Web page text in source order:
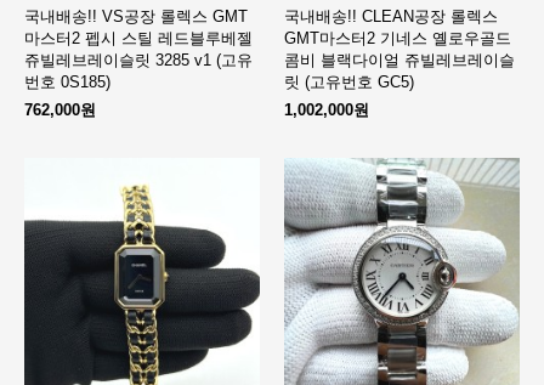
국내배송!! VS공장 롤렉스 GMT
마스터2 펩시 스틸 레드블루베젤
쥬빌레브레이슬릿 3285 v1 (고유
번호 0S185)
762,000원
국내배송!! CLEAN공장 롤렉스
GMT마스터2 기네스 옐로우골드
콤비 블랙다이얼 쥬빌레브레이슬
릿 (고유번호 GC5)
1,002,000원